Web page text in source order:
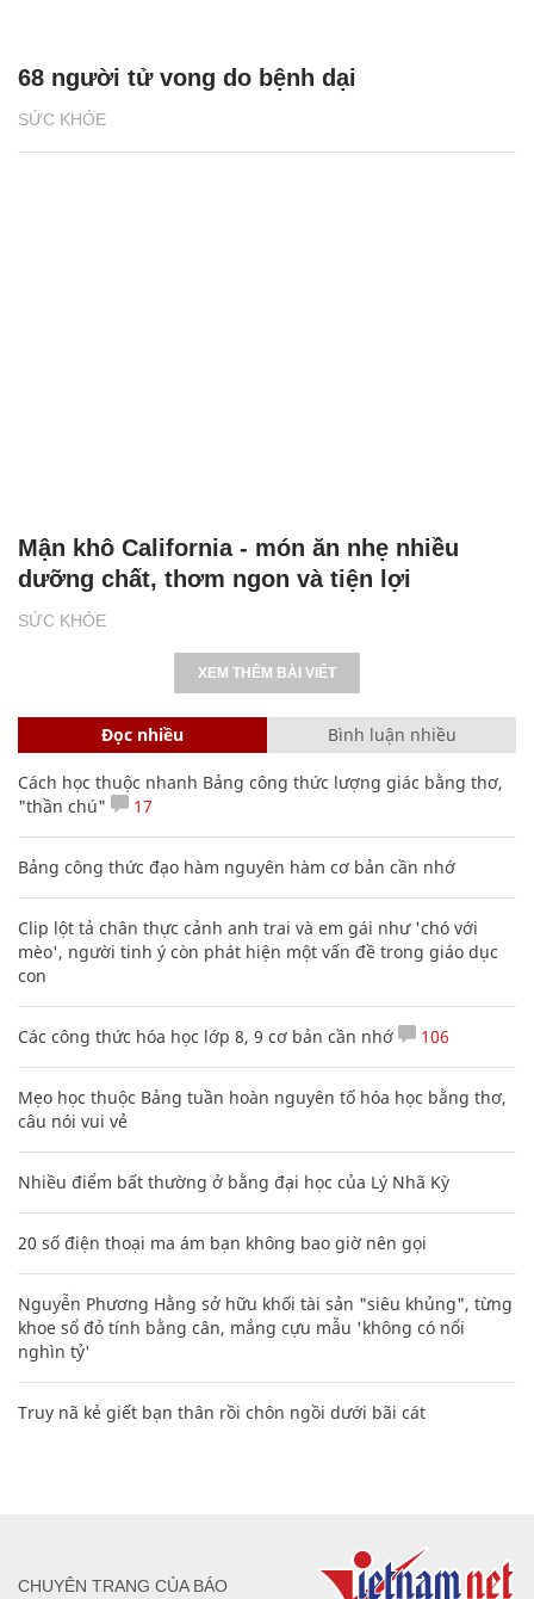
SỨC KHỎE
68 người tử vong do bệnh dại
SỨC KHỎE
Mận khô California - món ăn nhẹ nhiều
dưỡng chất, thơm ngon và tiện lợi
XEM THÊM BÀI VIẾT
Đọc nhiều Bình luận nhiều
Cách học thuộc nhanh Bảng công thức lượng giác bằng thơ,
"thần chú"
17
Bảng công thức đạo hàm nguyên hàm cơ bản cần nhớ
Clip lột tả chân thực cảnh anh trai và em gái như 'chó với
mèo', người tinh ý còn phát hiện một vấn đề trong giáo dục
con
Các công thức hóa học lớp 8, 9 cơ bản cần nhớ 106
Mẹo học thuộc Bảng tuần hoàn nguyên tố hóa học bằng thơ,
câu nói vui vẻ
Nhiều điểm bất thường ở bằng đại học của Lý Nhã Kỳ
20 số điện thoại ma ám bạn không bao giờ nên gọi
Nguyễn Phương Hằng sở hữu khối tài sản "siêu khủng", từng
khoe sổ đỏ tính bằng cân, mắng cựu mẫu 'không có nổi
nghìn tỷ'
Truy nã kẻ giết bạn thân rồi chôn ngồi dưới bãi cát
CHUYÊN TRANG CỦA BÁO